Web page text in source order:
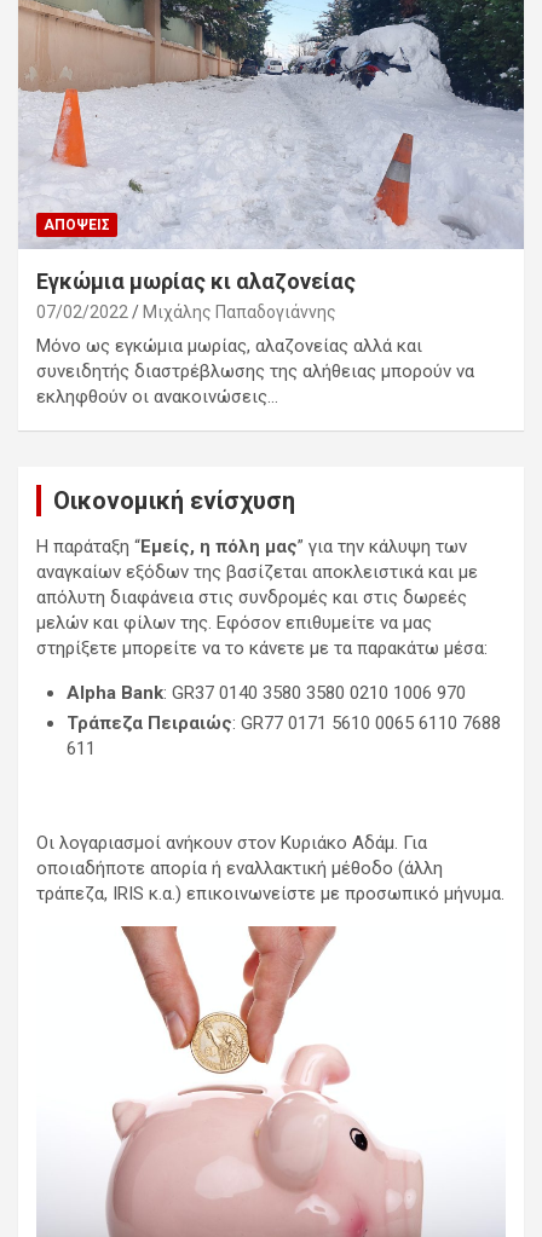
ΑΠΌΨΕΙΣ
Εγκώμια μωρίας κι αλαζονείας
07/02/2022 Μιχάλης Παπαδογιάννης
Μόνο ως εγκώμια μωρίας, αλαζονείας αλλά και
συνειδητής διαστρέβλωσης της αλήθειας μπορούν να
εκληφθούν οι ανακοινώσεις…
Οικονομική ενίσχυση
Η παράταξη “Εμείς, η πόλη μας” για την κάλυψη των
αναγκαίων εξόδων της βασίζεται αποκλειστικά και με
απόλυτη διαφάνεια στις συνδρομές και στις δωρεές
μελών και φίλων της. Εφόσον επιθυμείτε να μας
στηρίξετε μπορείτε να το κάνετε με τα παρακάτω μέσα:
Alpha Bank: GR37 0140 3580 3580 0210 1006 970
Τράπεζα Πειραιώς: GR77 0171 5610 0065 6110 7688
611
Οι λογαριασμοί ανήκουν στον Κυριάκο Αδάμ. Για
οποιαδήποτε απορία ή εναλλακτική μέθοδο (άλλη
τράπεζα, IRIS κ.α.) επικοινωνείστε με προσωπικό μήνυμα.